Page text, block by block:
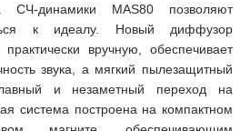
СЧ-динамики MAS80 позволяют
к идеалу. Новый диффузор
вручную, обеспечивает
звука, а мягкий пылезащитный
и незаметный переход на
система построена на компактном